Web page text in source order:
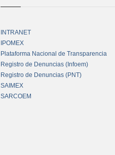
INTRANET
IPOMEX
Plataforma Nacional de Transparencia
Registro de Denuncias (Infoem)
Registro de Denuncias (PNT)
SAIMEX
SARCOEM